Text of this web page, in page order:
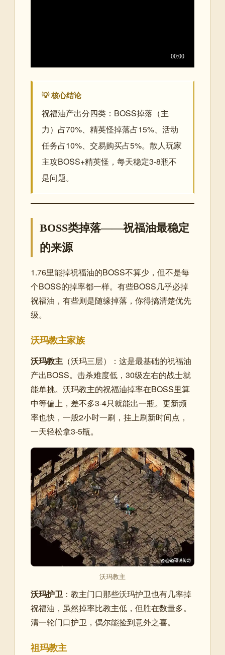
💡 核心结论
祝福油产出分四类：BOSS掉落（主
力）占70%、精英怪掉落占15%、活动
任务占10%、交易购买占5%。散人玩家
主攻BOSS+精英怪，每天稳定3-8瓶不
是问题。
BOSS类掉落——祝福油最稳定
的来源
1.76里能掉祝福油的BOSS不算少，但不是每
个BOSS的掉率都一样。有些BOSS几乎必掉
祝福油，有些则是随缘掉落，你得搞清楚优先
级。
沃玛教主家族
沃玛教主 （沃玛三层）：这是最基础的祝福油
产出BOSS。击杀难度低，30级左右的战士就
能单挑。沃玛教主的祝福油掉率在BOSS里算
中等偏上，差不多3-4只就能出一瓶。更新频
率也快，一般2小时一刷，挂上刷新时间点，
一天轻松拿3-5瓶。
沃玛教主
沃玛护卫 ：教主门口那些沃玛护卫也有几率掉
祝福油，虽然掉率比教主低，但胜在数量多。
清一轮门口护卫，偶尔能捡到意外之喜。
祖玛教主